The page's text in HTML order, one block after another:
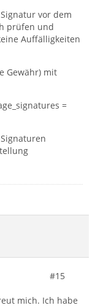
vor dem
prüfen und
Auffälligkeiten
Gewähr) mit
=
#15
mich. Ich habe